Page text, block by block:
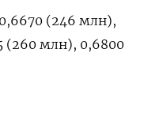
(246 млн),
(260 млн), 0,6800